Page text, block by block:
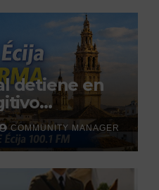
detiene en
a prisión
COMMUNITY MANAGER